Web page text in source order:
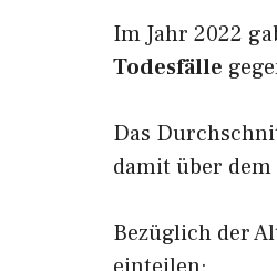
Im Jahr 2022
Todesfälle
Das
damit über
Bezüglich der